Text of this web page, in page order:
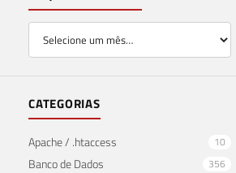
CATEGORIAS
Apache / .htaccess 10
Banco de Dados 356